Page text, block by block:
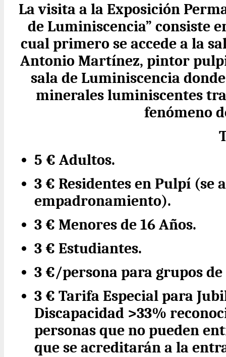
La visita a la Exposición
de Luminiscencia” consiste
cual primero se accede a la
Antonio Martínez, pintor
sala de Luminiscencia
minerales luminiscentes
fenómeno
5 € Adultos.
3 € Residentes en Pulpí (se
empadronamiento).
3 € Menores de 16 Años.
3 € Estudiantes.
3 €/persona para grupos de
3 € Tarifa Especial para
Discapacidad >33%
personas que no pueden
que se acreditarán a la